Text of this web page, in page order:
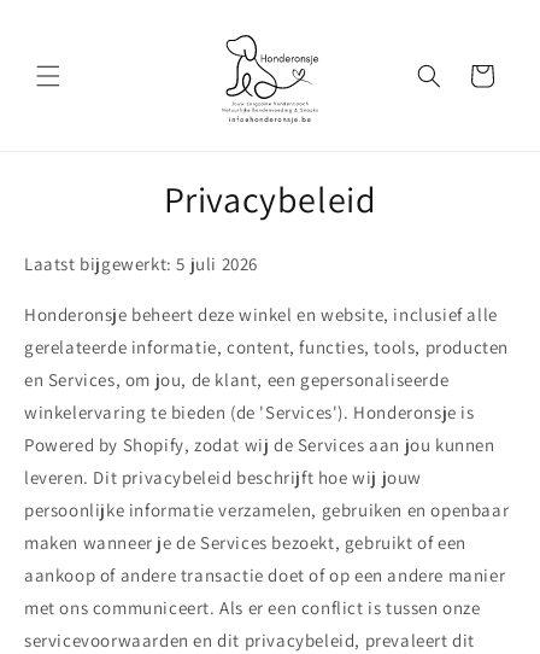
Winkelwagen
Privacybeleid
Laatst bijgewerkt: 5 juli 2026
Honderonsje beheert deze winkel en website, inclusief alle
gerelateerde informatie, content, functies, tools, producten
en Services, om jou, de klant, een gepersonaliseerde
winkelervaring te bieden (de 'Services'). Honderonsje is
Powered by Shopify, zodat wij de Services aan jou kunnen
leveren. Dit privacybeleid beschrijft hoe wij jouw
persoonlijke informatie verzamelen, gebruiken en openbaar
maken wanneer je de Services bezoekt, gebruikt of een
aankoop of andere transactie doet of op een andere manier
met ons communiceert. Als er een conflict is tussen onze
servicevoorwaarden en dit privacybeleid, prevaleert dit